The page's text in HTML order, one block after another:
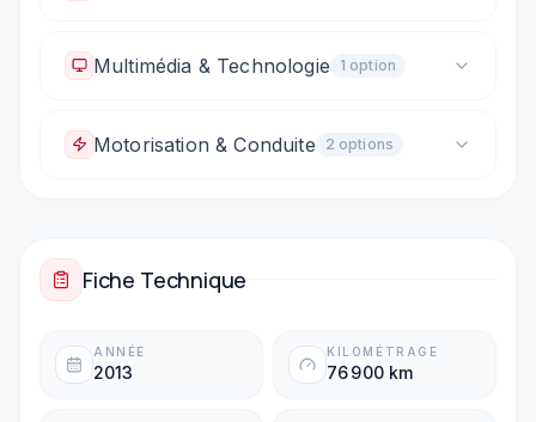
Climatisation automatique
Vitres électriques avant
Multimédia & Technologie 1 option
Prise 12V / allume-cigare
Motorisation & Conduite 2 options
Fiche Technique
ANNÉE
2013
KILOMÉTRAGE
76 900 km